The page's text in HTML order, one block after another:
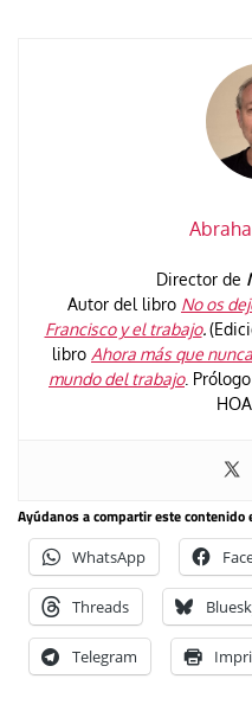
Director de
Autor del libro No os
Francisco y el trabajo.
libro Ahora más que
mundo del trabajo.
Ayúdanos a compartir este contenido
WhatsApp
Threads
Telegram